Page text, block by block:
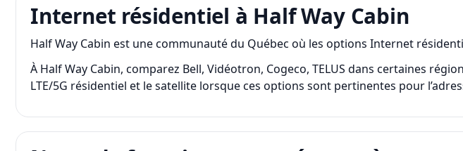
Internet résidentiel à Half Way Cabin
Half Way Cabin est une communauté du Québec où les options Internet
À Half Way Cabin, comparez Bell, Vidéotron, Cogeco, TELUS dans certaines
LTE/5G résidentiel et le satellite lorsque ces options sont pertinentes pour